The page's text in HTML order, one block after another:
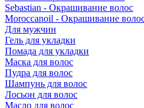
Sebastian - Окрашивание волос
Moroccanoil - Окрашивание
Для мужчин
Гель для укладки
Помада для укладки
Маска для волос
Пудра для волос
Шампунь для волос
Лосьон для волос
Масло для волос